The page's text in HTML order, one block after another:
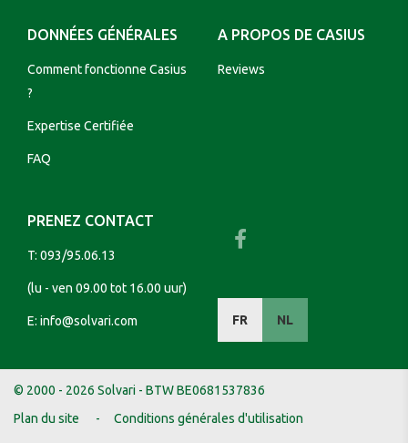
DONNÉES GÉNÉRALES
Comment fonctionne Casius
?
Expertise Certifiée
FAQ
A PROPOS DE CASIUS
Reviews
PRENEZ CONTACT
T: 093/95.06.13
(lu - ven 09.00 tot 16.00 uur)
E: info@solvari.com FR NL
© 2000 - 2026 Solvari - BTW BE0681537836
Plan du site
Conditions générales d'utilisation